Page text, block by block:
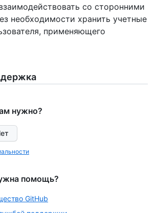
со сторонними
необходимости хранить учетные
применяющего
нужно?
помощь?
GitHub